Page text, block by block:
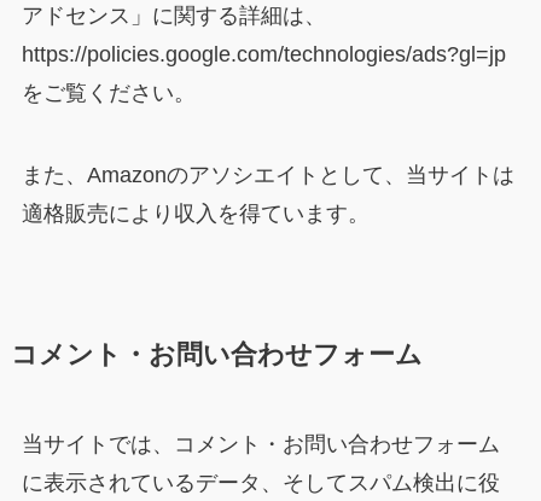
アドセンス」に関する詳細は、
https://policies.google.com/technologies/ads?gl=jp
をご覧ください。
また、Amazonのアソシエイトとして、当サイトは
適格販売により収入を得ています。
コメント・お問い合わせフォーム
当サイトでは、コメント・お問い合わせフォーム
に表示されているデータ、そしてスパム検出に役